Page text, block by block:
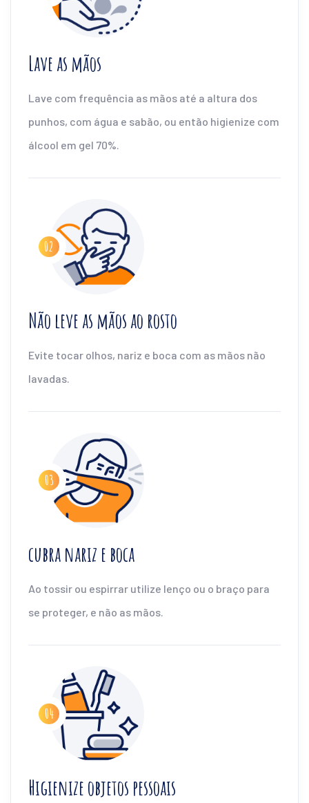
Lave as mãos
Lave com frequência as mãos até a altura dos
punhos, com água e sabão, ou então higienize com
álcool em gel 70%.
Não leve as mãos ao rosto
Evite tocar olhos, nariz e boca com as mãos não
lavadas.
cubra nariz e boca
Ao tossir ou espirrar utilize lenço ou o braço para
se proteger, e não as mãos.
Higienize objetos pessoais